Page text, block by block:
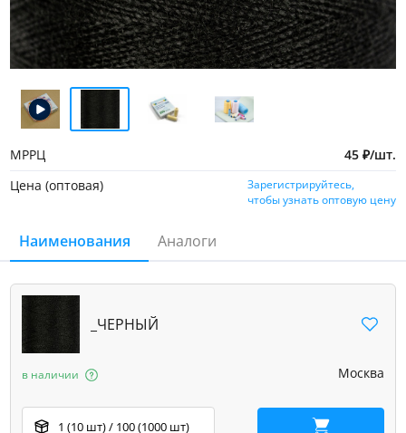
МРРЦ 45 ₽/шт.
Цена (оптовая)
Зарегистрируйтесь,
чтобы узнать оптовую цену
Наименования Аналоги
_ЧЕРНЫЙ
Москва
в наличии
1 (10 шт) / 100 (1000 шт)